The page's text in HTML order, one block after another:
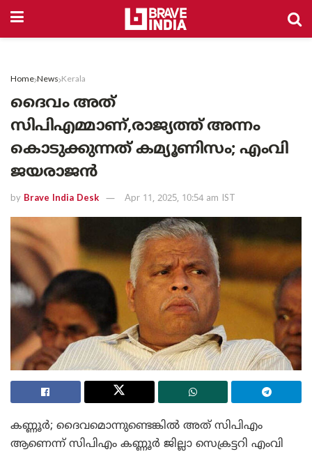
Home News Kerala
ദൈവം അത്
സിപിഎമ്മാണ്,രാജ്യത്ത് അന്നം
കൊടുക്കുന്നത് കമ്യൂണിസം; എംവി
ജയരാജൻ
by Brave India Desk Apr 11, 2025, 10:54 am IST
കണ്ണൂർ; ദൈവമൊന്നുണ്ടെങ്കിൽ അത് സിപിഎം
ആണെന്ന് സിപിഎം കണ്ണൂർ ജില്ലാ സെക്രട്ടറി എംവി